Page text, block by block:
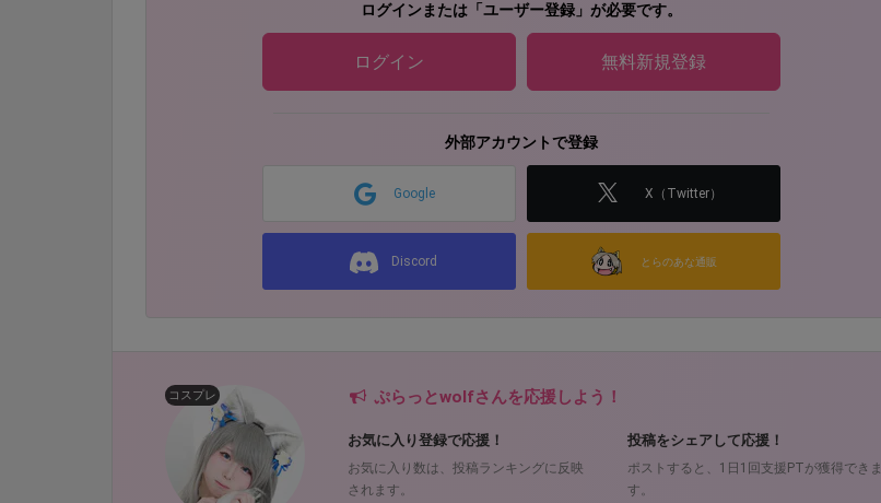
ログインまたは「ユーザー登録」が必要です。
ログイン 無料新規登録
外部アカウントで登録
Google X（Twitter）
Discord とらのあな通販
コスプレ ぷらっとwolfさんを応援しよう！
お気に入り登録で応援！
お気に入り数は、投稿ランキングに反映
されます。
投稿をシェアして応援！
ポストすると、1日1回支援PTが獲得できま
す。